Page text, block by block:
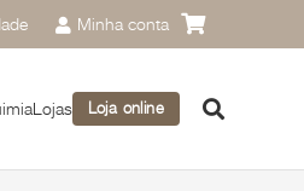
Minha conta
Lojas Loja online